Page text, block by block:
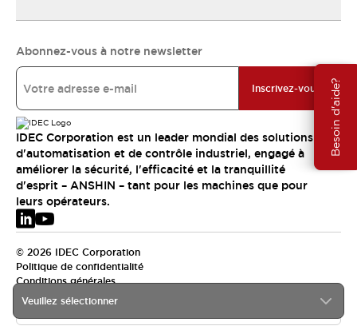
Besoin d'aide?
Veuillez sélectionner
Abonnez-vous à notre newsletter
Inscrivez-vous
IDEC Corporation est un leader mondial des solutions
d'automatisation et de contrôle industriel, engagé à
améliorer la sécurité, l'efficacité et la tranquillité
d'esprit – ANSHIN – tant pour les machines que pour
leurs opérateurs.
© 2026 IDEC Corporation
Politique de confidentialité
Conditions générales
EMEA